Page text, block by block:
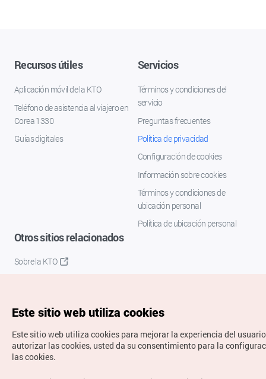
Recursos útiles
Aplicación móvil de la KTO
Teléfono de asistencia al viajero en
Corea 1330
Guías digitales
Servicios
Términos y condiciones del
servicio
Preguntas frecuentes
Política de privacidad
Configuración de cookies
Información sobre cookies
Términos y condiciones de
ubicación personal
Política de ubicación personal
Otros sitios relacionados
Sobre la KTO
Este sitio web utiliza cookies
Este sitio web utiliza cookies para mejorar la experiencia del
autorizar las cookies, usted da su consentimiento para la
las cookies.